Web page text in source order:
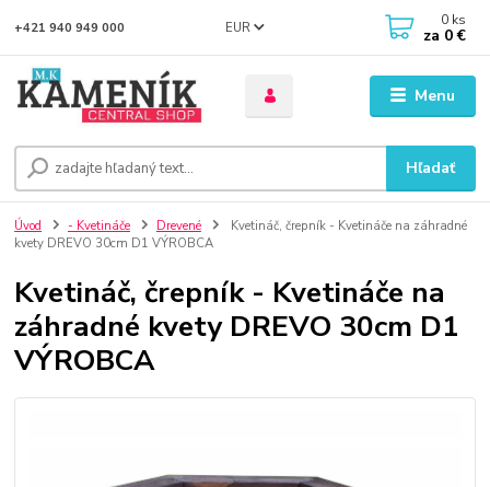
Menu
EUR
Hľadať
+421 940 949 000 0 ks
za 0 €
Úvod - Kvetináče Drevené
Kvetináč, črepník - Kvetináče na záhradné
kvety DREVO 30cm D1 VÝROBCA
Kvetináč, črepník - Kvetináče na
záhradné kvety DREVO 30cm D1
VÝROBCA